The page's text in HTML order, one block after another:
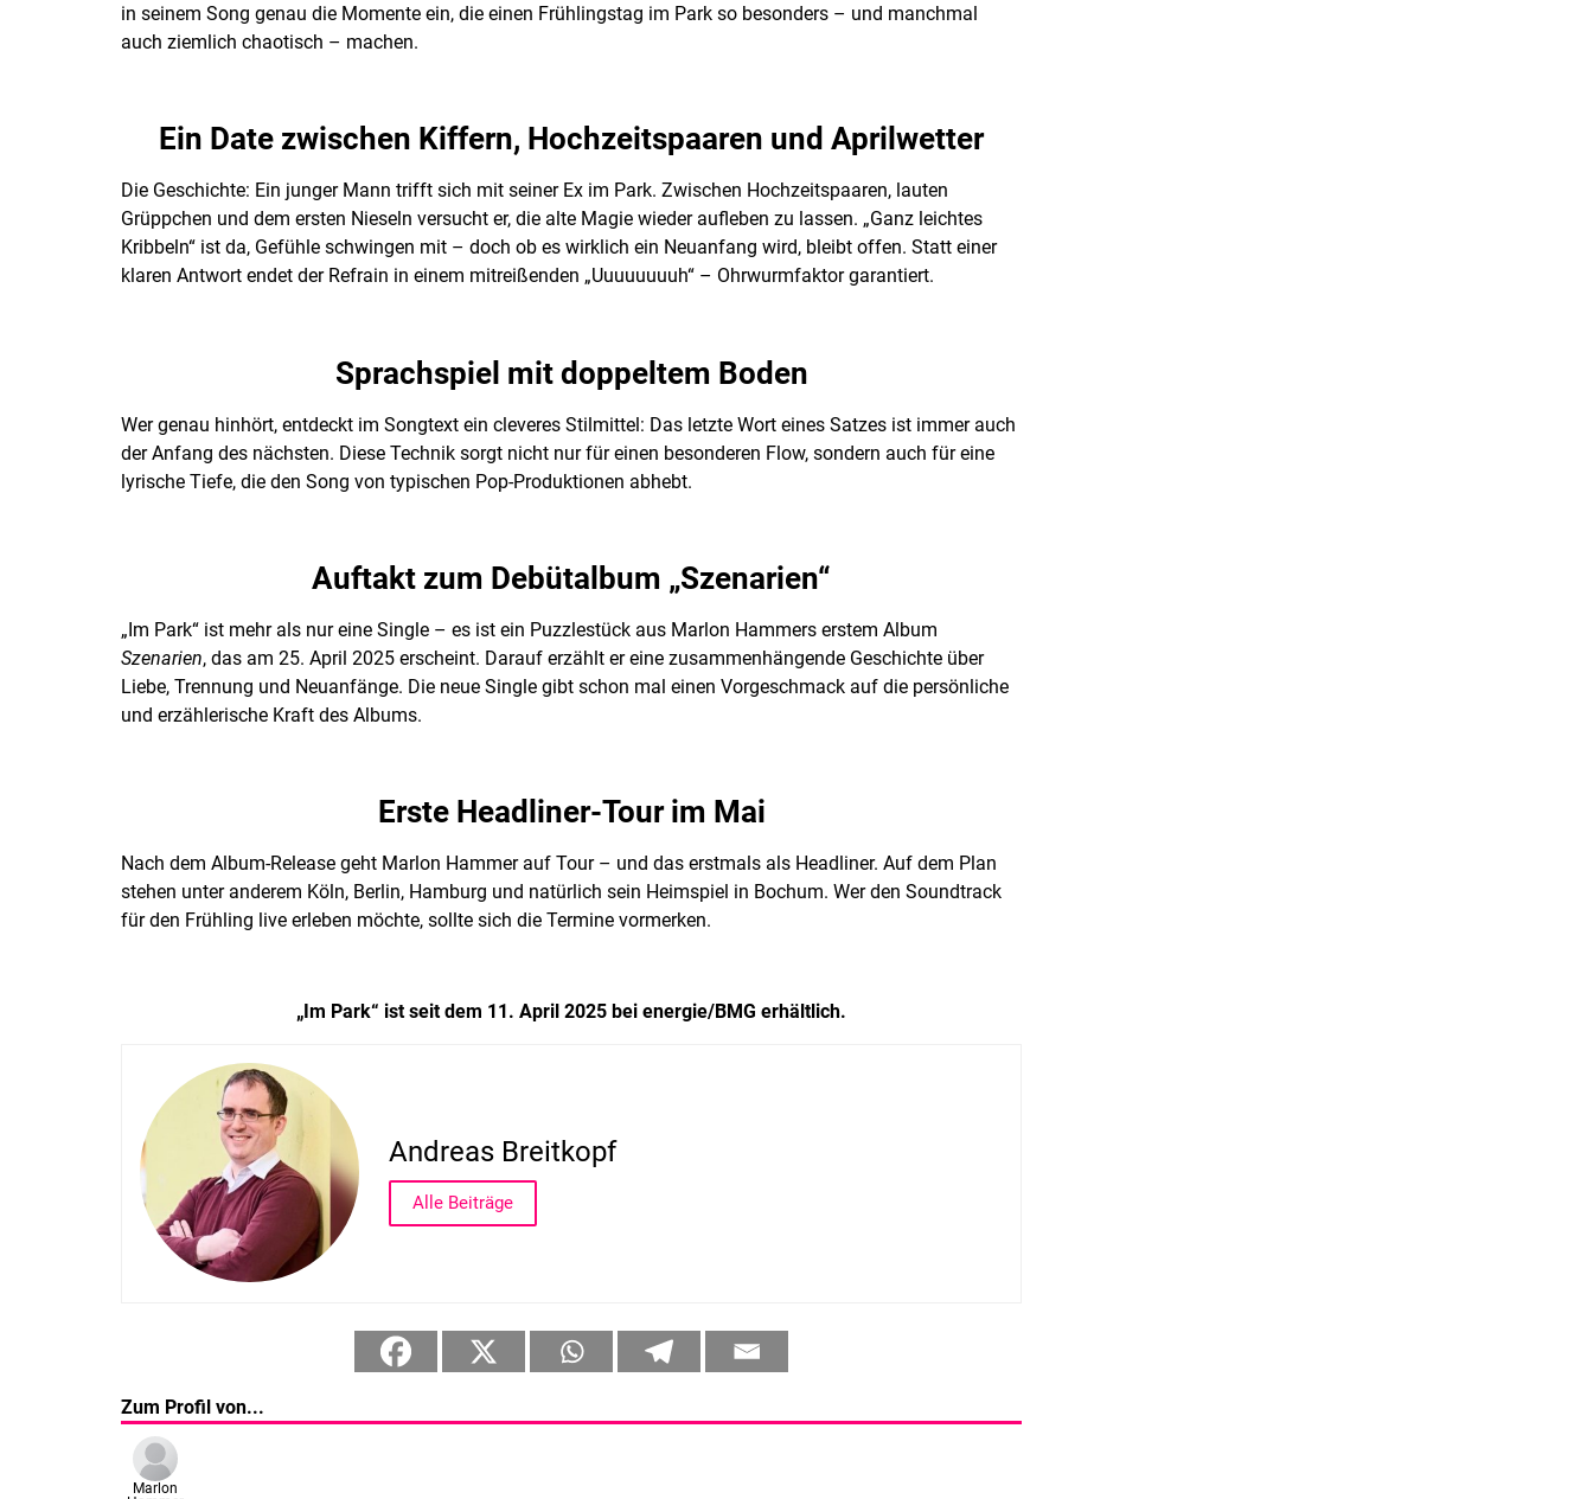
in seinem Song genau die Momente ein, die einen Frühlingstag im Park so besonders – und manchmal
auch ziemlich chaotisch – machen.
Ein Date zwischen Kiffern, Hochzeitspaaren und Aprilwetter
Die Geschichte: Ein junger Mann trifft sich mit seiner Ex im Park. Zwischen Hochzeitspaaren, lauten
Grüppchen und dem ersten Nieseln versucht er, die alte Magie wieder aufleben zu lassen. „Ganz leichtes
Kribbeln“ ist da, Gefühle schwingen mit – doch ob es wirklich ein Neuanfang wird, bleibt offen. Statt einer
klaren Antwort endet der Refrain in einem mitreißenden „Uuuuuuuuh“ – Ohrwurmfaktor garantiert.
Sprachspiel mit doppeltem Boden
Wer genau hinhört, entdeckt im Songtext ein cleveres Stilmittel: Das letzte Wort eines Satzes ist immer auch
der Anfang des nächsten. Diese Technik sorgt nicht nur für einen besonderen Flow, sondern auch für eine
lyrische Tiefe, die den Song von typischen Pop-Produktionen abhebt.
Auftakt zum Debütalbum „Szenarien“
„Im Park“ ist mehr als nur eine Single – es ist ein Puzzlestück aus Marlon Hammers erstem Album
Szenarien, das am 25. April 2025 erscheint. Darauf erzählt er eine zusammenhängende Geschichte über
Liebe, Trennung und Neuanfänge. Die neue Single gibt schon mal einen Vorgeschmack auf die persönliche
und erzählerische Kraft des Albums.
Erste Headliner-Tour im Mai
Nach dem Album-Release geht Marlon Hammer auf Tour – und das erstmals als Headliner. Auf dem Plan
stehen unter anderem Köln, Berlin, Hamburg und natürlich sein Heimspiel in Bochum. Wer den Soundtrack
für den Frühling live erleben möchte, sollte sich die Termine vormerken.
„Im Park“ ist seit dem 11. April 2025 bei energie/BMG erhältlich.
Andreas Breitkopf
Alle Beiträge
Zum Profil von...
Marlon